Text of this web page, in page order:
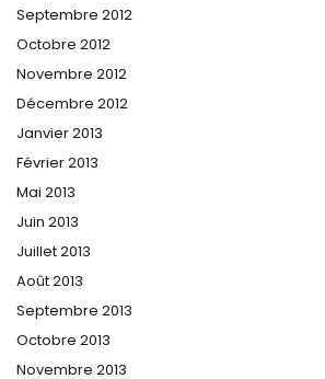
Septembre 2012
Octobre 2012
Novembre 2012
Décembre 2012
Janvier 2013
Février 2013
Mai 2013
Juin 2013
Juillet 2013
Août 2013
Septembre 2013
Octobre 2013
Novembre 2013